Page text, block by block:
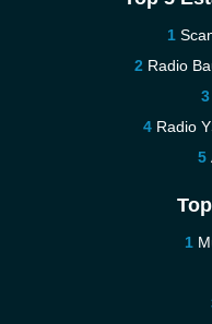
Radio
Radio